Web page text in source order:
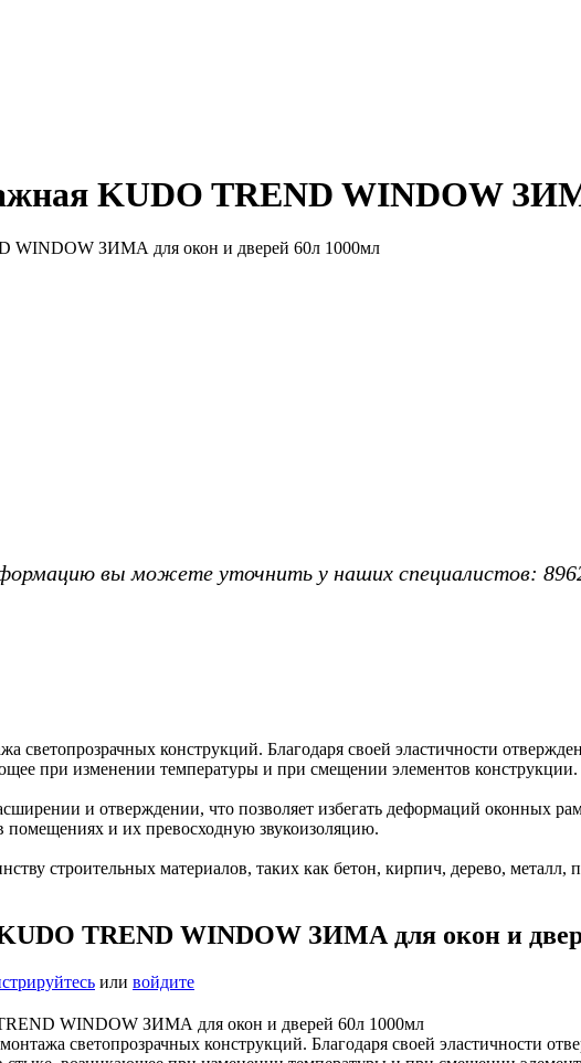
KUDO TREND WINDOW
вы можете уточнить у наших специалистов:
светопрозрачных конструкций. Благодаря своей эластичности
при изменении температуры и при смещении элементов конструкции.
и отверждении, что позволяет избегать деформаций оконных
помещениях и их превосходную звукоизоляцию.
строительных материалов, таких как бетон, кирпич, дерево,
TREND WINDOW ЗИМА для окон и
или войдите
светопрозрачных конструкций. Благодаря своей эластичности